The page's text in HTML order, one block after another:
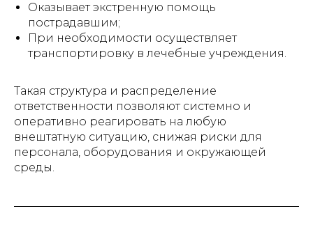
Оказывает экстренную помощь
пострадавшим;
При необходимости осуществляет
транспортировку в лечебные учреждения.
Такая структура и распределение
ответственности позволяют системно и
оперативно реагировать на любую
внештатную ситуацию, снижая риски для
персонала, оборудования и окружающей
среды.